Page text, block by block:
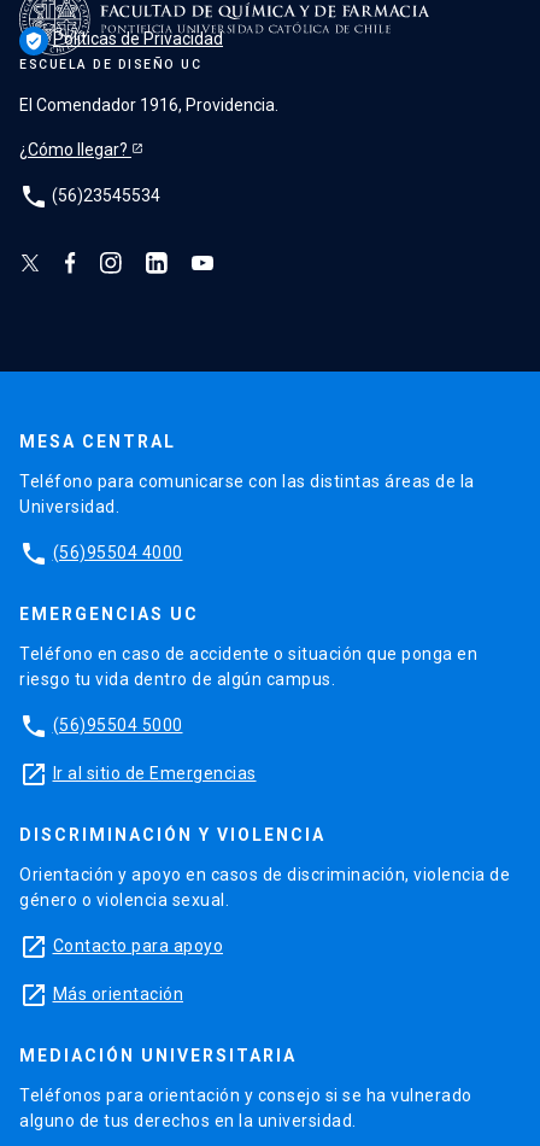
verified_user Políticas de Privacidad
ESCUELA DE DISEÑO UC
El Comendador 1916, Providencia.
¿Cómo llegar?
phone (56)23545534
MESA CENTRAL
Teléfono para comunicarse con las distintas áreas de la
Universidad.
phone (56)95504 4000
EMERGENCIAS UC
Teléfono en caso de accidente o situación que ponga en
riesgo tu vida dentro de algún campus.
phone (56)95504 5000
launch Ir al sitio de Emergencias
DISCRIMINACIÓN Y VIOLENCIA
Orientación y apoyo en casos de discriminación, violencia de
género o violencia sexual.
launch Contacto para apoyo
launch Más orientación
MEDIACIÓN UNIVERSITARIA
Teléfonos para orientación y consejo si se ha vulnerado
alguno de tus derechos en la universidad.